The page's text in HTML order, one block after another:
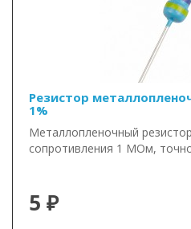
Резистор
1%
Металлопленочный
сопротивления 1 МОм,
5 ₽